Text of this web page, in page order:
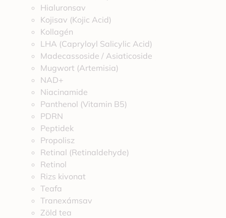
Hialuronsav
Kojisav (Kojic Acid)
Kollagén
LHA (Capryloyl Salicylic Acid)
Madecassoside / Asiaticoside
Mugwort (Artemisia)
NAD+
Niacinamide
Panthenol (Vitamin B5)
PDRN
Peptidek
Propolisz
Retinal (Retinaldehyde)
Retinol
Rizs kivonat
Teafa
Tranexámsav
Zöld tea